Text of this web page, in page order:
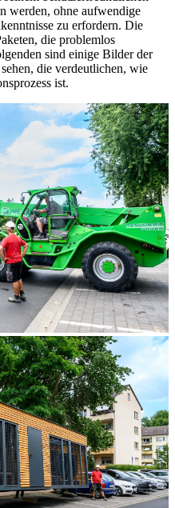
werden, ohne aufwendige
zu erfordern. Die
die problemlos
sind einige Bilder der
die verdeutlichen, wie
ist.